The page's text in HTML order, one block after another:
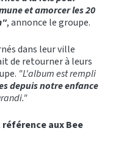
et amorcer les 20
, annonce le groupe.
dans leur ville
de retourner à leurs
"L'album est rempli
depuis notre enfance
aux Bee